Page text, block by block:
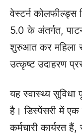
वेस्टर्न कोलफील्ड्स
5.0 के अंतर्गत,
शुरुआत कर महिला
उत्कृष्ट उदाहरण
यह स्वास्थ्य सुविधा
है। डिस्पेंसरी में एक
कर्मचारी कार्यरत